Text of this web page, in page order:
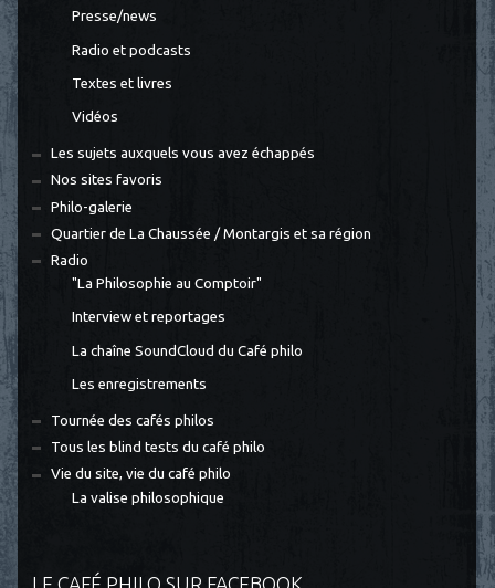
Presse/news
Radio et podcasts
Textes et livres
Vidéos
Les sujets auxquels vous avez échappés
Nos sites favoris
Philo-galerie
Quartier de La Chaussée / Montargis et sa région
Radio
"La Philosophie au Comptoir"
Interview et reportages
La chaîne SoundCloud du Café philo
Les enregistrements
Tournée des cafés philos
Tous les blind tests du café philo
Vie du site, vie du café philo
La valise philosophique